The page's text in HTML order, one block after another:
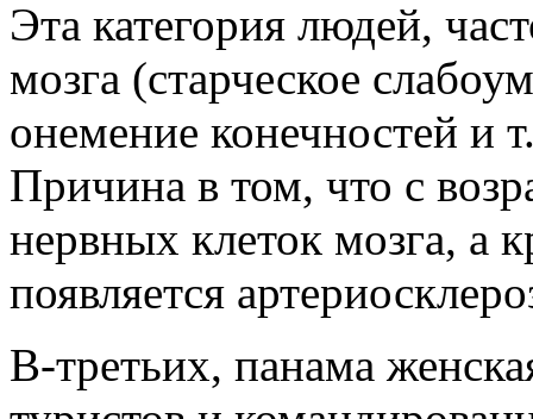
Эта категория людей,
мозга (старческое
онемение конечностей и
Причина в том, что с
нервных клеток мозга, а
появляется
В-третьих, панама